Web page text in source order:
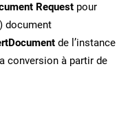
Request pour
document
de l’instance
conversion à partir de